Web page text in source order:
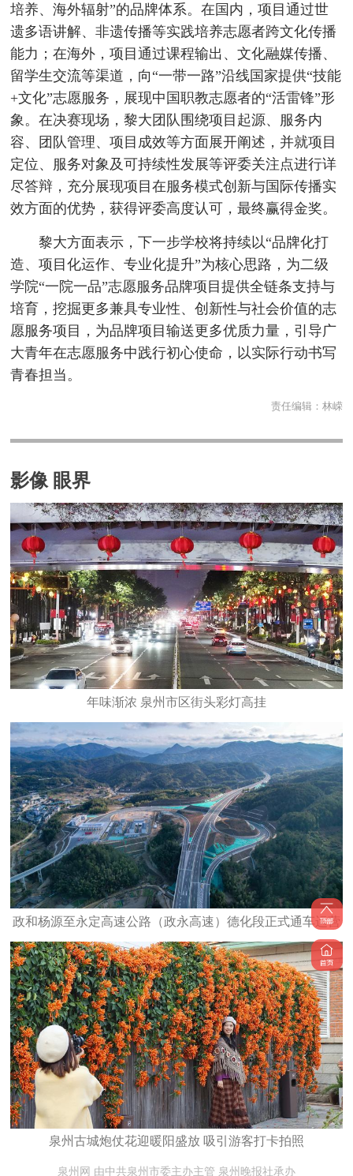
培养、海外辐射”的品牌体系。在国内，项目通过世
遗多语讲解、非遗传播等实践培养志愿者跨文化传播
能力；在海外，项目通过课程输出、文化融媒传播、
留学生交流等渠道，向“一带一路”沿线国家提供“技能
+文化”志愿服务，展现中国职教志愿者的“活雷锋”形
象。在决赛现场，黎大团队围绕项目起源、服务内
容、团队管理、项目成效等方面展开阐述，并就项目
定位、服务对象及可持续性发展等评委关注点进行详
尽答辩，充分展现项目在服务模式创新与国际传播实
效方面的优势，获得评委高度认可，最终赢得金奖。
黎大方面表示，下一步学校将持续以“品牌化打
造、项目化运作、专业化提升”为核心思路，为二级
学院“一院一品”志愿服务品牌项目提供全链条支持与
培育，挖掘更多兼具专业性、创新性与社会价值的志
愿服务项目，为品牌项目输送更多优质力量，引导广
大青年在志愿服务中践行初心使命，以实际行动书写
青春担当。
责任编辑： 林嵘
影像 眼界
年味渐浓 泉州市区街头彩灯高挂
政和杨源至永定高速公路（政永高速）德化段正式通车运营
泉州古城炮仗花迎暖阳盛放 吸引游客打卡拍照
泉州网 由中共泉州市委主办主管 泉州晚报社承办